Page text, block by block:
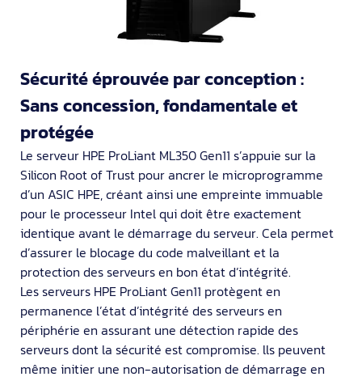
Sécurité éprouvée par conception :
Sans concession, fondamentale et
protégée
Le serveur HPE ProLiant ML350 Gen11 s’appuie sur la
Silicon Root of Trust pour ancrer le microprogramme
d’un ASIC HPE, créant ainsi une empreinte immuable
pour le processeur Intel qui doit être exactement
identique avant le démarrage du serveur. Cela permet
d’assurer le blocage du code malveillant et la
protection des serveurs en bon état d’intégrité.
Les serveurs HPE ProLiant Gen11 protègent en
permanence l’état d’intégrité des serveurs en
périphérie en assurant une détection rapide des
serveurs dont la sécurité est compromise. lls peuvent
même initier une non-autorisation de démarrage en